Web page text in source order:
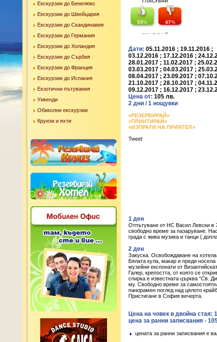
Екскурзии до Бенелюкс
Екскурзии до Швейцария
Екскурзии до Скандинавия
Екскурзии до Германия
Екскурзии до Холандия
Екскурзии до Сърбия
Екскурзии до Франция
Екскурзии до Испания
Екзотични пътувания
Уикенди
Обиколни екскурзии
Круизи и яхти
53% 47%
Дати: 05.11.2016 ; 19.11.2016 ;
03.12.2016 ; 17.12.2016 ;
28.01.2017 ; 11.02.2017 ;
03.03.2017 ; 04.03.2017 ;
08.04.2017 ; 23.09.2017 ;
21.10.2017 ; 28.10.2017 ;
09.12.2017 ; 16.12.2017 ;
Цена от: 105 лв.
2 дни / 1 нощувки
«РЕЗЕРВИРАЙ»
«ПРИНТИРАЙ»
«ИЗПРАТИ НА ПРИЯТЕЛ»
Tweet
1 ден
Отпътуване от НС Васил Левски в
свободно време за пазаруване.
града с жива музика и танци (
2 ден
Закуска. Освобождаване на
Бялата кула, макар и преди
музейни експонати от
Галер, крепостта, от която се
спирка е известната църква “Св.
му. Свободно време за
панорамен поглед над цялото
Пристигане в София вечерта.
Цена на човек в двойна стая:
цена за ранни записвания -
цената за ранни записвания е